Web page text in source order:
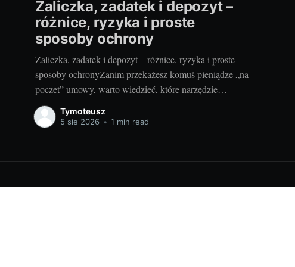
Zaliczka, zadatek i depozyt –
różnice, ryzyka i proste
sposoby ochrony
Zaliczka, zadatek i depozyt – różnice, ryzyka i proste
sposoby ochronyZanim przekażesz komuś pieniądze „na
poczet” umowy, warto wiedzieć, które narzędzie
wybierasz i jakie ma skutki. Inaczej potraktuje to
sprzedawca, inaczej sąd w razie sporu. Dobra decyzja na
Tymoteusz
5 sie 2026 • 1 min read